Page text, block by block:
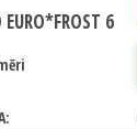
EURO*FROST 6